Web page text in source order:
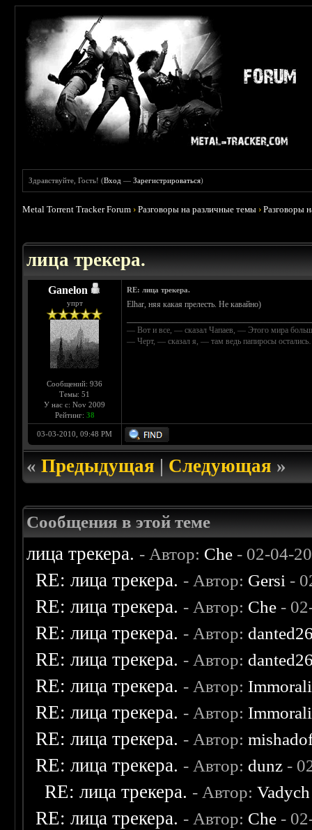
Здравствуйте, Гость! (Вход —Зарегистрироваться)
Metal Torrent Tracker Forum ›Разговоры на различные темы ›Разговоры
лица трекера.
Ganelon
упрт
Сообщений: 936
Темы: 51
У нас с: Nov 2009
Рейтинг: 38
RE: лица трекера.
Elhar, няя какая прелесть. Не кавайно)
— Вот и все, — сказал Чапаев, — Этого мира
— Черт, — сказал я, — там ведь папиросы
03-03-2010, 09:48 PM
«Предыдущая|Следующая»
Сообщения в этой теме
лица трекера. - Автор: Che - 02-04-
RE: лица трекера. - Автор: Gersi -
RE: лица трекера. - Автор: Che -
RE: лица трекера. - Автор:
RE: лица трекера. - Автор:
RE: лица трекера. - Автор:
RE: лица трекера. - Автор:
RE: лица трекера. - Автор:
RE: лица трекера. - Автор: dunz -
RE: лица трекера. - Автор:Vadych
RE: лица трекера. - Автор: Che -